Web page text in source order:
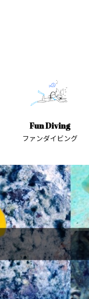
Fun Diving
ファンダイビング